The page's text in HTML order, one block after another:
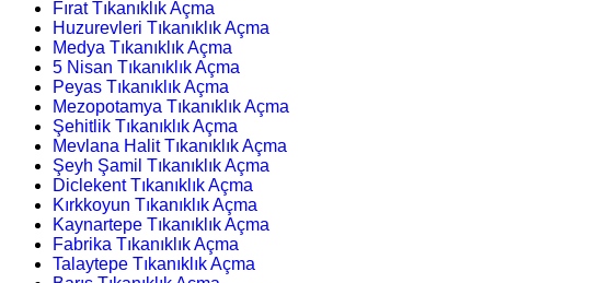
Fırat Tıkanıklık Açma
Huzurevleri Tıkanıklık Açma
Medya Tıkanıklık Açma
5 Nisan Tıkanıklık Açma
Peyas Tıkanıklık Açma
Mezopotamya Tıkanıklık Açma
Şehitlik Tıkanıklık Açma
Mevlana Halit Tıkanıklık Açma
Şeyh Şamil Tıkanıklık Açma
Diclekent Tıkanıklık Açma
Kırkkoyun Tıkanıklık Açma
Kaynartepe Tıkanıklık Açma
Fabrika Tıkanıklık Açma
Talaytepe Tıkanıklık Açma